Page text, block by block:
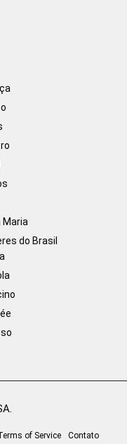
Maria
do Brasil
of Service Contato